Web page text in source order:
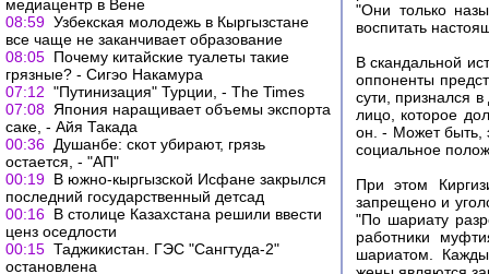
медиацентр в Вене
08:59 Узбекская молодежь в Кыргызстане
все чаще не заканчивает образование
08:05 Почему китайские туалеты такие
грязные? - Сигэо Накамура
07:12 "Путинизация" Турции, - The Times
07:08 Япония наращивает объемы экспорта
саке, - Айя Такада
00:36 Душанбе: скот убирают, грязь
остается, - "АП"
00:19 В южно-кыргызской Исфане закрылся
последний государственный детсад
00:16 В столице Казахстана решили ввести
ценз оседлости
00:15 Таджикистан. ГЭС "Сангтуда-2"
остановлена
"Они только
воспитать
В скандальной
оппоненты
сути, признался
лицо, которое
он. - Может быть,
социальное
При этом
запрещено и
"По шариату
работники
шариатом.